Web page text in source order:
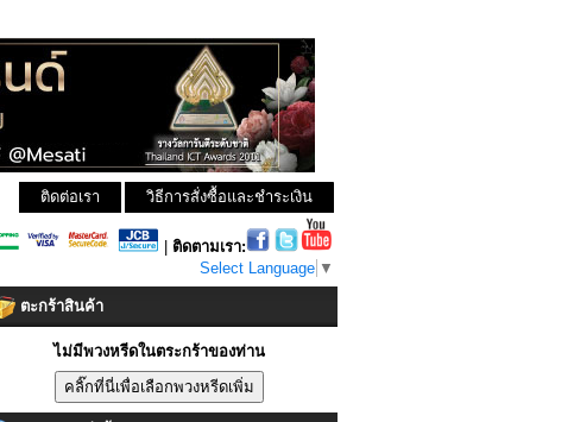
วิธีการสั่งซื้อและชำระเงิน
ติดต่อเรา
ติดตามเรา:
Select Language ▼
ตะกร้าสินค้า
ไม่มีพวงหรีดในตระกร้าของท่าน